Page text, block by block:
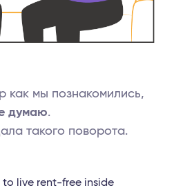
как мы познакомились,
думаю.
такого поворота.
to live rent-free inside